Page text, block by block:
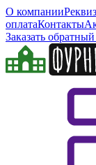
О компании
оплатаКонтакты
Заказать